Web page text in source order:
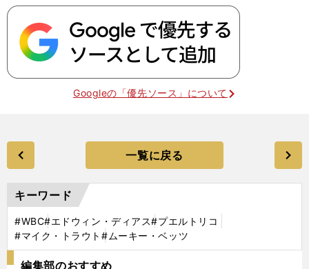
Googleの「優先ソース」について
一覧に戻る
キーワード
#WBC#エドウィン・ディアス#プエルトリコ
#マイク・トラウト#ムーキー・ベッツ
編集部のおすすめ